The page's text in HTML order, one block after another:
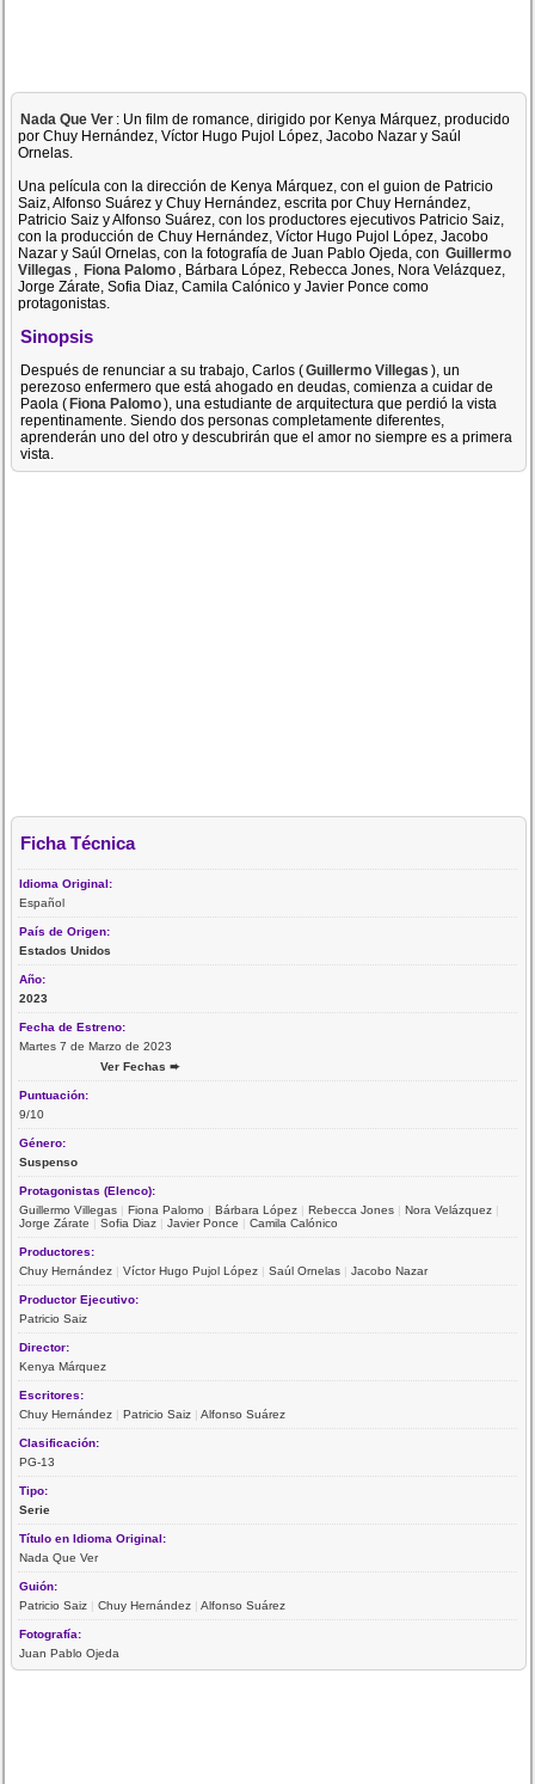
Nada Que Ver : Un film de romance, dirigido por Kenya Márquez, producido
por Chuy Hernández, Víctor Hugo Pujol López, Jacobo Nazar y Saúl
Ornelas.
Una película con la dirección de Kenya Márquez, con el guion de Patricio
Saiz, Alfonso Suárez y Chuy Hernández, escrita por Chuy Hernández,
Patricio Saiz y Alfonso Suárez, con los productores ejecutivos Patricio Saiz,
con la producción de Chuy Hernández, Víctor Hugo Pujol López, Jacobo
Nazar y Saúl Ornelas, con la fotografía de Juan Pablo Ojeda, con Guillermo
Villegas , Fiona Palomo , Bárbara López, Rebecca Jones, Nora Velázquez,
Jorge Zárate, Sofia Diaz, Camila Calónico y Javier Ponce como
protagonistas.
Sinopsis
Después de renunciar a su trabajo, Carlos (Guillermo Villegas ), un
perezoso enfermero que está ahogado en deudas, comienza a cuidar de
Paola (Fiona Palomo), una estudiante de arquitectura que perdió la vista
repentinamente. Siendo dos personas completamente diferentes,
aprenderán uno del otro y descubrirán que el amor no siempre es a primera
vista.
Ficha Técnica
Idioma Original:
Español
País de Origen:
Estados Unidos
Año:
2023
Fecha de Estreno:
Martes 7 de Marzo de 2023
Ver Fechas ➨
Puntuación:
9/10
Género:
Suspenso
Protagonistas (Elenco):
Guillermo Villegas |Fiona Palomo |Bárbara López |Rebecca Jones |Nora Velázquez |
Jorge Zárate |Sofia Diaz |Javier Ponce |Camila Calónico
Productores:
Chuy Hernández |Víctor Hugo Pujol López |Saúl Ornelas |Jacobo Nazar
Productor Ejecutivo:
Patricio Saiz
Director:
Kenya Márquez
Escritores:
Chuy Hernández |Patricio Saiz |Alfonso Suárez
Clasificación:
PG-13
Tipo:
Serie
Título en Idioma Original:
Nada Que Ver
Guión:
Patricio Saiz |Chuy Hernández |Alfonso Suárez
Fotografía:
Juan Pablo Ojeda